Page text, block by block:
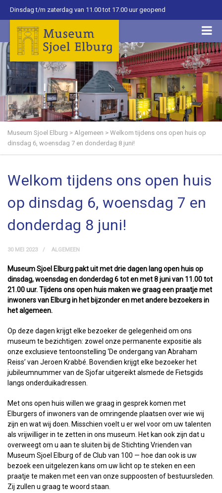
Dinsdag t/m zaterdag van 11.00 tot 17.00 uur geopend
Museum Sjoel Elburg > Algemeen > Welkom tijdens ons open huis op
dinsdag 6, woensdag 7 en donderdag 8 juni!
Welkom tijdens ons open huis
op dinsdag 6, woensdag 7 en
donderdag 8 juni!
30 MEI 2023 ALGEMEEN
Museum Sjoel Elburg pakt uit met drie dagen lang open huis op
dinsdag, woensdag en donderdag 6 tot en met 8 juni van 11.00 tot
21.00 uur. Tijdens ons open huis maken we graag een praatje met
inwoners van Elburg in het bijzonder en met andere bezoekers in
het algemeen.
Op deze dagen krijgt elke bezoeker de gelegenheid om ons
museum te bezichtigen: zowel onze permanente expositie als
onze exclusieve tentoonstelling ‘De ondergang van Abraham
Reiss’ van Jeroen Krabbé. Bovendien krijgt elke bezoeker het
jubileumnummer van de Sjofar uitgereikt alsmede de Fietsgids
langs onderduikadressen.
Met ons open huis willen we graag in gesprek komen met
Elburgers of inwoners van de omringende plaatsen over wie wij
zijn en wat wij doen. Misschien voelt u er wel voor om uw talenten
als vrijwilliger in te zetten in ons museum. Het kan ook zijn dat u
overweegt om u aan te sluiten bij de Stichting Vrienden van
Museum Sjoel Elburg of de Club van 100 — hoe dan ook is uw
bezoek een uitgelezen kans om uw licht op te steken en een
praatje te maken met een van onze suppoosten of bestuursleden.
Zij zullen u graag te woord staan.